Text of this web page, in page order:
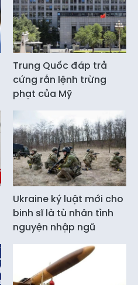
Trung Quốc đáp trả
cứng rắn lệnh trừng
phạt của Mỹ
Ukraine ký luật mới cho
binh sĩ là tù nhân tình
nguyện nhập ngũ